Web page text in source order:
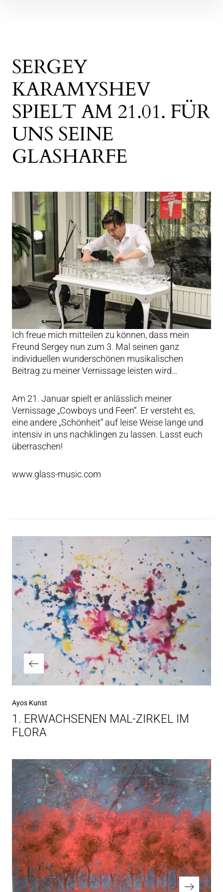
SERGEY
KARAMYSHEV
SPIELT AM 21.01. FÜR
UNS SEINE
GLASHARFE
Ich freue mich mitteilen zu können, dass mein
Freund Sergey nun zum 3. Mal seinen ganz
individuellen wunderschönen musikalischen
Beitrag zu meiner Vernissage leisten wird…
Am 21. Januar spielt er anlässlich meiner
Vernissage „Cowboys und Feen“. Er versteht es,
eine andere „Schönheit“ auf leise Weise lange und
intensiv in uns nachklingen zu lassen. Lasst euch
überraschen!
www.glass-music.com
Ayos Kunst
1. ERWACHSENEN MAL-ZIRKEL IM
FLORA